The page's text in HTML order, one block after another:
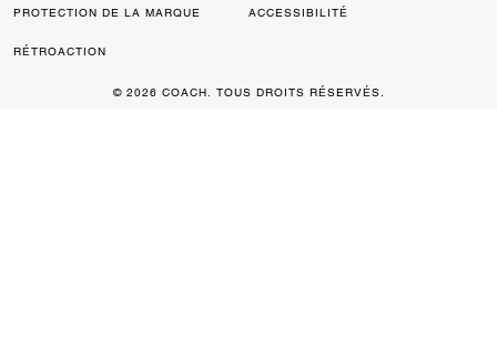
PROTECTION DE LA MARQUE ACCESSIBILITÉ
RÉTROACTION
© 2026 COACH. TOUS DROITS RÉSERVÉS.